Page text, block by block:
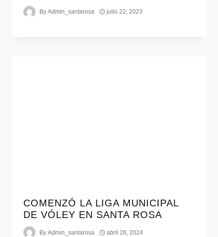
By Admin_santarosa julio 22, 2023
COMENZÓ LA LIGA MUNICIPAL
DE VÓLEY EN SANTA ROSA
By Admin_santarosa abril 26, 2024